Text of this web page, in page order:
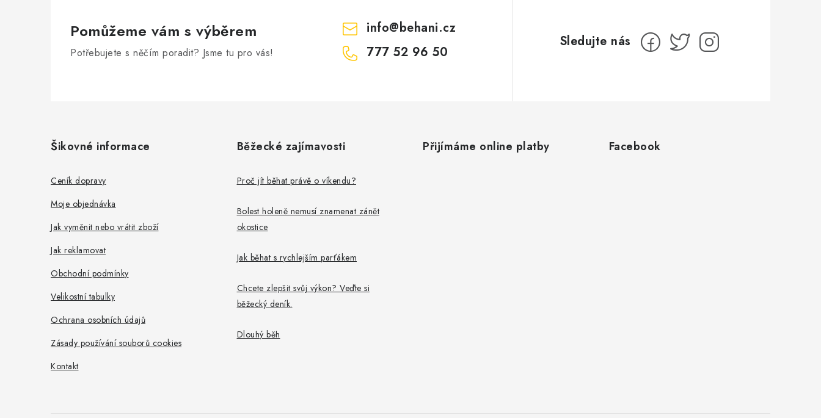
Pomůžeme vám s výběrem
Potřebujete s něčím poradit? Jsme tu pro vás!
info@behani.cz
777 52 96 50
Šikovné informace
Ceník dopravy
Moje objednávka
Jak vyměnit nebo vrátit zboží
Jak reklamovat
Obchodní podmínky
Velikostní tabulky
Ochrana osobních údajů
Zásady používání souborů cookies
Kontakt
Běžecké zajímavosti
Proč jít běhat právě o víkendu?
Bolest holeně nemusí znamenat zánět
okostice
Jak běhat s rychlejším parťákem
Chcete zlepšit svůj výkon? Veďte si
běžecký deník.
Dlouhý běh
Přijímáme online platby Facebook